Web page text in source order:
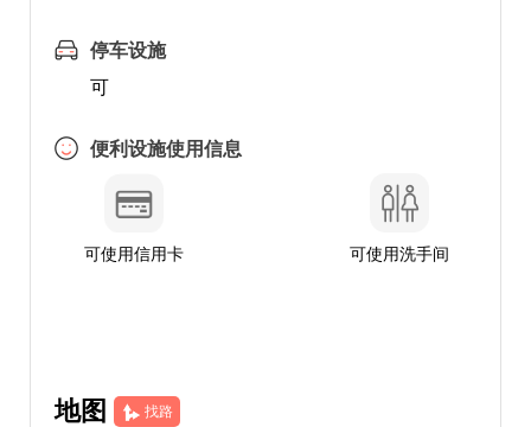
停车设施
可
便利设施使用信息
可使用信用卡 可使用洗手间
地图 找路